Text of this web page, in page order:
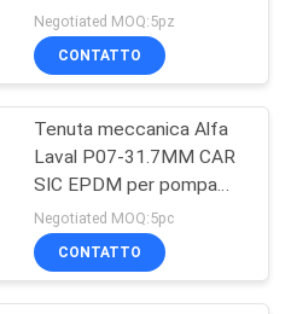
74
Negotiated MOQ:5pz
CONTATTO
Tenuta meccanica Alfa
Laval P07-31.7MM CAR
SIC EPDM per pompa
centrifuga igienica, serie
LKH
Negotiated MOQ:5pc
CONTATTO